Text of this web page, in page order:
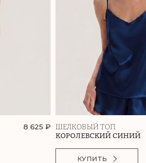
8 625 ₽
ШЕЛКОВЫЙ ТОП
КОРОЛЕВСКИЙ СИНИЙ
КУПИТЬ